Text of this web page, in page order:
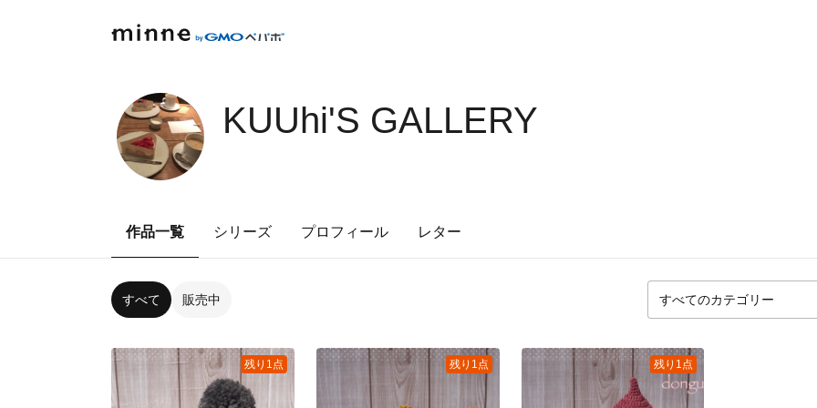
KUUhi'S GALLERY
作品一覧 シリーズ プロフィール レター
すべて 販売中
残り1点 残り1点 残り1点